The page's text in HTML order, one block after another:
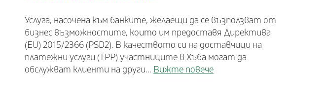
Услуга, насочена към банките, желаещи да се възползват от
бизнес възможностите, които им предоставя Директива
(EU) 2015/2366 (PSD2). В качеството си на доставчици на
платежни услуги (TPP) участниците в Хъба могат да
обслужват клиенти на други... Вижте повече